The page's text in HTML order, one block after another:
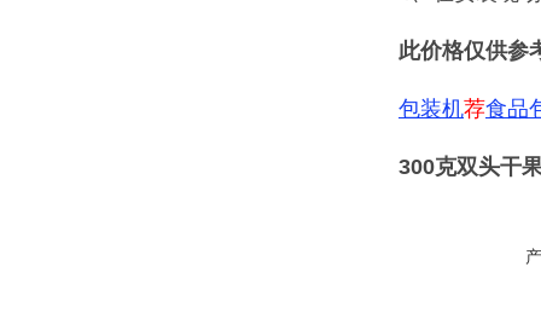
此价格仅供参
包装机荐食品
300克双头干